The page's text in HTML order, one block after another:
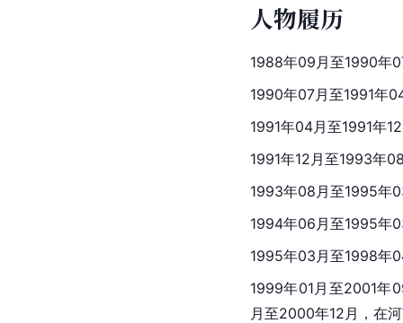
人物履历
1988年09月至1990年
1990年07月至1991年
1991年04月至1991年
1991年12月至1993年
1993年08月至1995年
1994年06月至1995年
1995年03月至1998年
1999年01月至2001年
月至2000年12月，在